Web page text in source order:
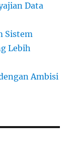
Data
Sistem
Lebih
Ambisi